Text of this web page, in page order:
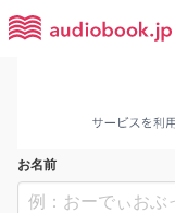
お名前